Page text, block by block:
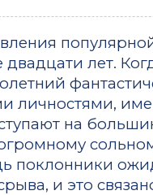
лет.
личностями,
на
поклонники
и это